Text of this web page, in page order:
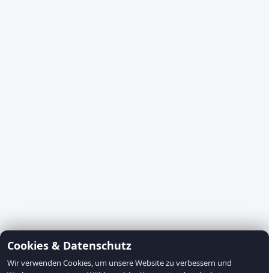
Cookies & Datenschutz
Wir verwenden Cookies, um unsere Website zu verbessern und